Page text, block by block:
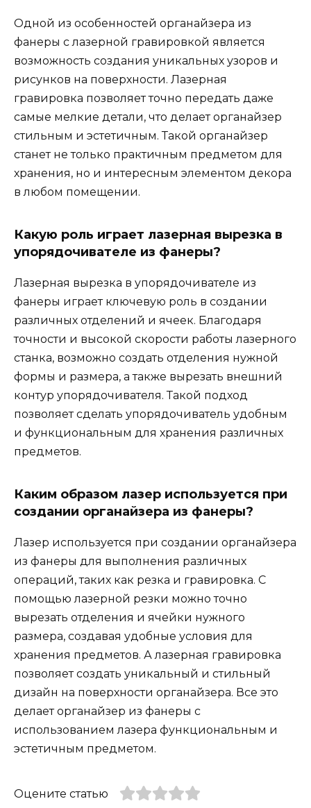
Одной из особенностей органайзера из
фанеры с лазерной гравировкой является
возможность создания уникальных узоров и
рисунков на поверхности. Лазерная
гравировка позволяет точно передать даже
самые мелкие детали, что делает органайзер
стильным и эстетичным. Такой органайзер
станет не только практичным предметом для
хранения, но и интересным элементом декора
в любом помещении.
Какую роль играет лазерная вырезка в
упорядочивателе из фанеры?
Лазерная вырезка в упорядочивателе из
фанеры играет ключевую роль в создании
различных отделений и ячеек. Благодаря
точности и высокой скорости работы лазерного
станка, возможно создать отделения нужной
формы и размера, а также вырезать внешний
контур упорядочивателя. Такой подход
позволяет сделать упорядочиватель удобным
и функциональным для хранения различных
предметов.
Каким образом лазер используется при
создании органайзера из фанеры?
Лазер используется при создании органайзера
из фанеры для выполнения различных
операций, таких как резка и гравировка. С
помощью лазерной резки можно точно
вырезать отделения и ячейки нужного
размера, создавая удобные условия для
хранения предметов. А лазерная гравировка
позволяет создать уникальный и стильный
дизайн на поверхности органайзера. Все это
делает органайзер из фанеры с
использованием лазера функциональным и
эстетичным предметом.
Оцените статью